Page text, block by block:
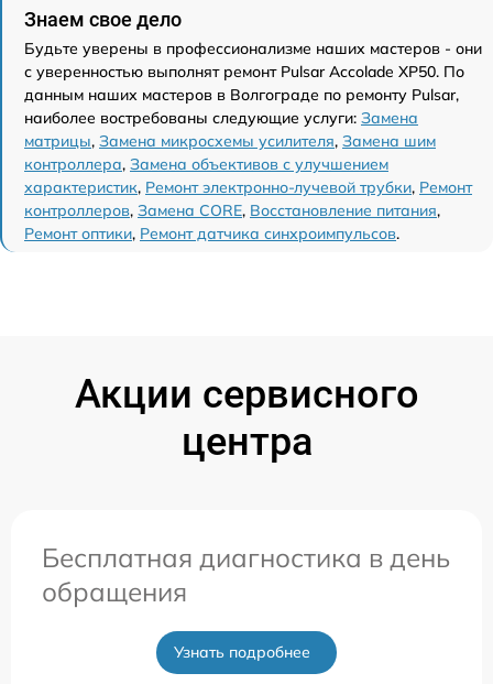
Знаем свое дело
Будьте уверены в профессионализме наших мастеров - они
с уверенностью выполнят ремонт Pulsar Accolade XP50. По
данным наших мастеров в Волгограде по ремонту Pulsar,
наиболее востребованы следующие услуги: Замена
матрицы, Замена микросхемы усилителя, Замена шим
контроллера, Замена объективов с улучшением
характеристик, Ремонт электронно-лучевой трубки, Ремонт
контроллеров, Замена CORE, Восстановление питания,
Ремонт оптики, Ремонт датчика синхроимпульсов.
Акции сервисного
центра
Бесплатная диагностика в день
обращения
Узнать подробнее